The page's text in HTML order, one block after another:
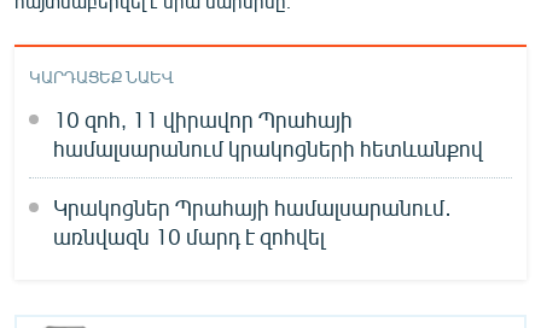
ՓՈԴՔԱՍԹ
Հայերեն
Русский
ԿԱՐԴԱՑԵՔ ՆԱԵՎ
10 զոհ, 11 վիրավոր Պրահայի
համալսարանում կրակոցների հետևանքով
Կրակոցներ Պրահայի համալսարանում․
առնվազն 10 մարդ է զոհվել